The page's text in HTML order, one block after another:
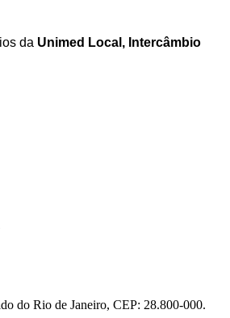
da Unimed Local, Intercâmbio
do Rio de Janeiro, CEP: 28.800-000.